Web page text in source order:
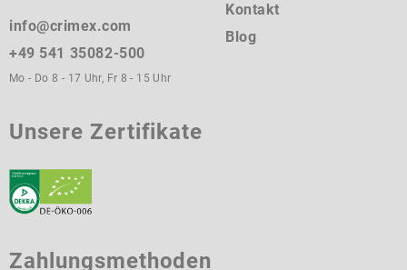
info@crimex.com
+49 541 35082-500
Mo - Do 8 - 17 Uhr, Fr 8 - 15 Uhr
Kontakt
Blog
Unsere Zertifikate
Zahlungsmethoden